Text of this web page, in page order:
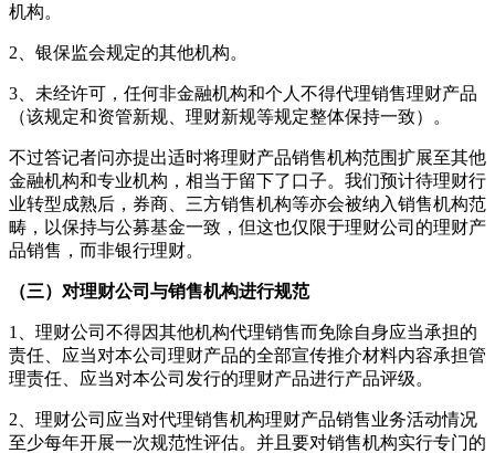
机构。
2、银保监会规定的其他机构。
3、未经许可，任何非金融机构和个人不得代理销售理财产品
（该规定和资管新规、理财新规等规定整体保持一致）。
不过答记者问亦提出适时将理财产品销售机构范围扩展至其他
金融机构和专业机构，相当于留下了口子。我们预计待理财行
业转型成熟后，券商、三方销售机构等亦会被纳入销售机构范
畴，以保持与公募基金一致，但这也仅限于理财公司的理财产
品销售，而非银行理财。
（三）对理财公司与销售机构进行规范
1、理财公司不得因其他机构代理销售而免除自身应当承担的
责任、应当对本公司理财产品的全部宣传推介材料内容承担管
理责任、应当对本公司发行的理财产品进行产品评级。
2、理财公司应当对代理销售机构理财产品销售业务活动情况
至少每年开展一次规范性评估。并且要对销售机构实行专门的